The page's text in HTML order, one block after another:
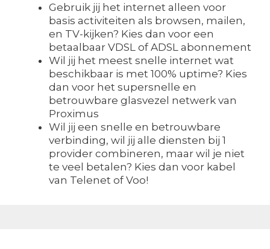
Gebruik jij het internet alleen voor
basis activiteiten als browsen, mailen,
en TV-kijken? Kies dan voor een
betaalbaar VDSL of ADSL abonnement
Wil jij het meest snelle internet wat
beschikbaar is met 100% uptime? Kies
dan voor het supersnelle en
betrouwbare glasvezel netwerk van
Proximus
Wil jij een snelle en betrouwbare
verbinding, wil jij alle diensten bij 1
provider combineren, maar wil je niet
te veel betalen? Kies dan voor kabel
van Telenet of Voo!